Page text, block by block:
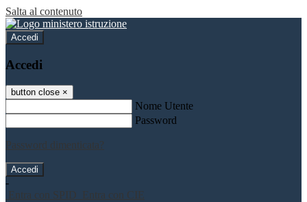
Salta al contenuto
Accedi
Accedi
button close ×
Nome Utente
Password
Password dimenticata?
-
Entra con SPID
Entra con CIE